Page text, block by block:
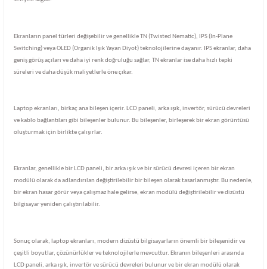
Ekranların panel türleri değişebilir ve genellikle TN (Twisted Nematic), IPS (In-Plane
Switching) veya OLED (Organik Işık Yayan Diyot) teknolojilerine dayanır. IPS ekranlar, daha
geniş görüş açıları ve daha iyi renk doğruluğu sağlar, TN ekranlar ise daha hızlı tepki
süreleri ve daha düşük maliyetlerle öne çıkar.
Laptop ekranları, birkaç ana bileşen içerir. LCD paneli, arka ışık, invertör, sürücü devreleri
ve kablo bağlantıları gibi bileşenler bulunur. Bu bileşenler, birleşerek bir ekran görüntüsü
oluşturmak için birlikte çalışırlar.
Ekranlar, genellikle bir LCD paneli, bir arka ışık ve bir sürücü devresi içeren bir ekran
modülü olarak da adlandırılan değiştirilebilir bir bileşen olarak tasarlanmıştır. Bu nedenle,
bir ekran hasar görür veya çalışmaz hale gelirse, ekran modülü değiştirilebilir ve dizüstü
bilgisayar yeniden çalıştırılabilir.
Sonuç olarak, laptop ekranları, modern dizüstü bilgisayarların önemli bir bileşenidir ve
çeşitli boyutlar, çözünürlükler ve teknolojilerle mevcuttur. Ekranın bileşenleri arasında
LCD paneli, arka ışık, invertör ve sürücü devreleri bulunur ve bir ekran modülü olarak